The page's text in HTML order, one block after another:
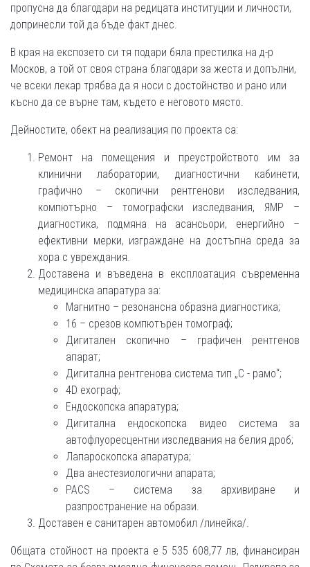
пропусна да благодари на редицата институции и личности,
допринесли той да бъде факт днес.
В края на експозето си тя подари бяла престилка на д-р
Москов, а той от своя страна благодари за жеста и допълни,
че всеки лекар трябва да я носи с достойнство и рано или
късно да се върне там, където е неговото място.
Дейностите, обект на реализация по проекта са:
Ремонт на помещения и преустройството им за
клинични лаборатории, диагностични кабинети,
графично – скопични рентгенови изследвания,
компютърно – томографски изследвания, ЯМР –
диагностика, подмяна на асансьори, енергийно –
ефективни мерки, изграждане на достъпна среда за
хора с увреждания.
Доставена и въведена в експлоатация съвременна
медицинска апаратура за:
Магнитно – резонансна образна диагностика;
16 – срезов компютърен томограф;
Дигитален скопично – графичен рентгенов
апарат;
Дигитална рентгенова система тип „С - рамо“;
4D ехограф;
Ендоскопска апаратура;
Дигитална ендоскопска видео система за
автофлуоресцентни изследвания на белия дроб;
Лапароскопска апаратура;
Два анестезиологични апарата;
PACS – система за архивиране и
разпространение на образи.
Доставен е санитарен автомобил /линейка/.
Общата стойност на проекта е 5 535 608,77 лв, финансиран